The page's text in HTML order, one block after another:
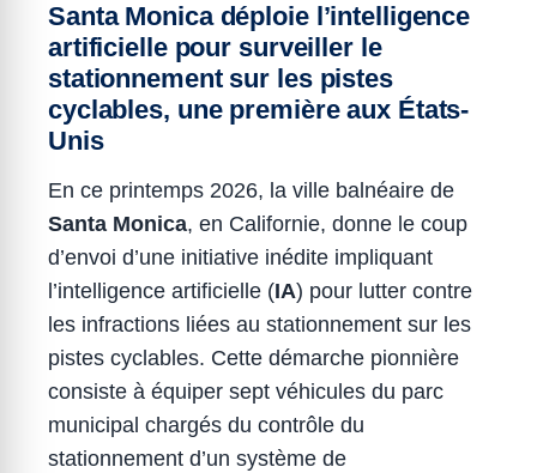
Santa Monica déploie l’intelligence
artificielle pour surveiller le
stationnement sur les pistes
cyclables, une première aux États-
Unis
En ce printemps 2026, la ville balnéaire de
Santa Monica, en Californie, donne le coup
d’envoi d’une initiative inédite impliquant
l’intelligence artificielle (IA) pour lutter contre
les infractions liées au stationnement sur les
pistes cyclables. Cette démarche pionnière
consiste à équiper sept véhicules du parc
municipal chargés du contrôle du
stationnement d’un système de